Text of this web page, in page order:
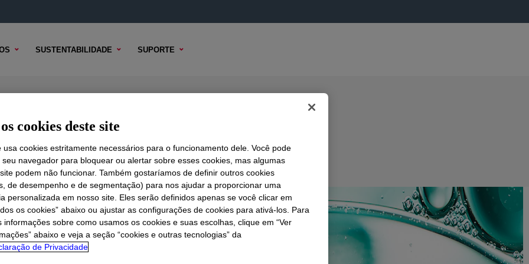
SUSTENTABILIDADE SUPORTE
Surfactant
TÉCNICO OPÇÕES DE AMOSTRA OPÇÕES DE COMPRA
cookies deste site
usa cookies estritamente necessários para o funcionamento dele. Você pode
navegador para bloquear ou alertar sobre esses cookies, mas algumas
podem não funcionar. Também gostaríamos de definir outros cookies
de desempenho e de segmentação) para nos ajudar a proporcionar uma
personalizada em nosso site. Eles serão definidos apenas se você clicar em
os cookies” abaixo ou ajustar as configurações de cookies para ativá-los. Para
informações sobre como usamos os cookies e suas escolhas, clique em “Ver
abaixo e veja a seção “cookies e outras tecnologias” da
de Privacidade